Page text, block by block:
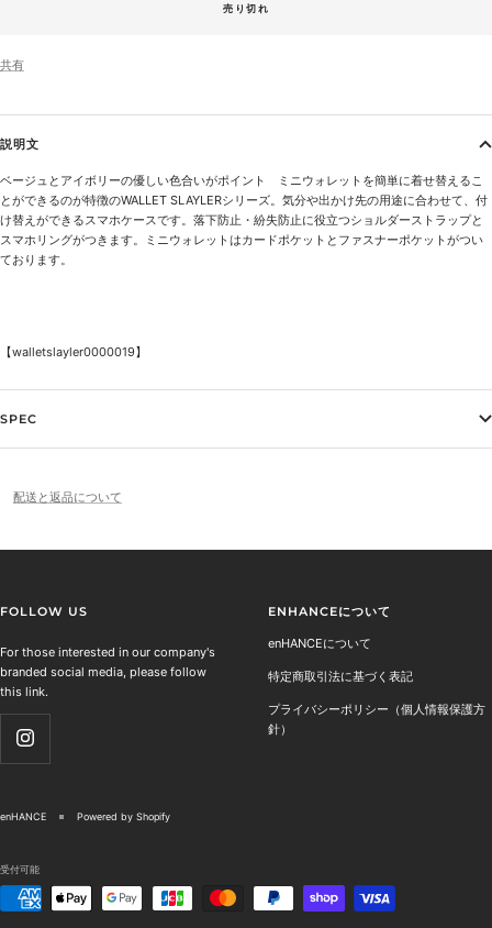
売り切れ
共有
説明文
ベージュとアイボリーの優しい色合いがポイント ミニウォレットを簡単に着せ替えるこ
とができるのが特徴のWALLET SLAYLERシリーズ。気分や出かけ先の用途に合わせて、付
け替えができるスマホケースです。落下防止・紛失防止に役立つショルダーストラップと
スマホリングがつきます。ミニウォレットはカードポケットとファスナーポケットがつい
ております。
【walletslayler0000019】
SPEC
配送と返品について
FOLLOW US
For those interested in our company's
branded social media, please follow
this link.
ENHANCEについて
enHANCEについて
特定商取引法に基づく表記
プライバシーポリシー（個人情報保護方
針）
enHANCE Powered by Shopify
受付可能